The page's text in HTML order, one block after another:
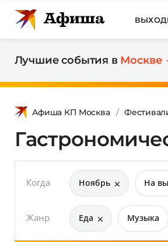
Лучшие события в Москве
Афиша КП Москва
Когда Ноябрь На
Жанр Еда Музыка